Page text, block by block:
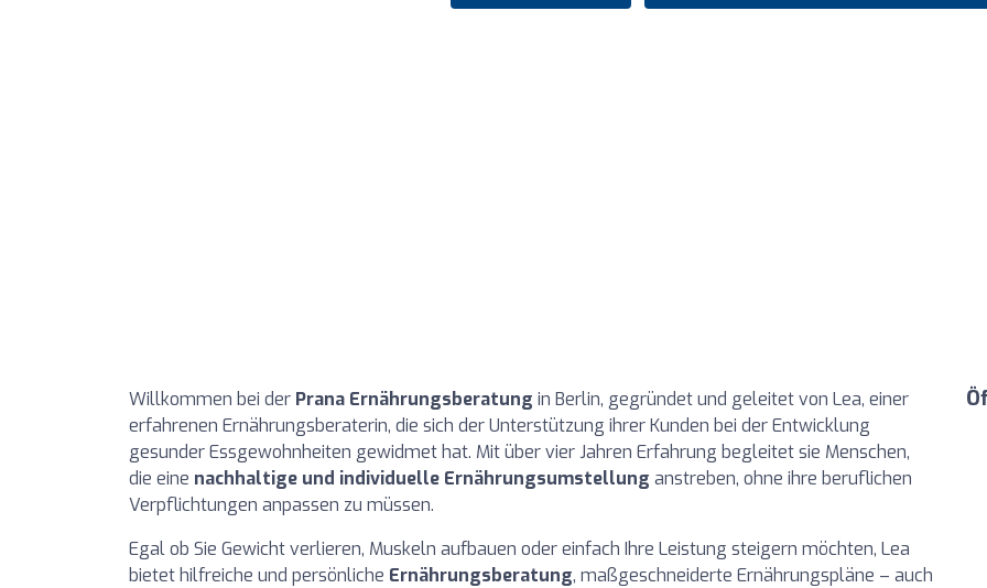
Willkommen bei der Prana Ernährungsberatung in Berlin, gegründet und geleitet von Lea, einer
erfahrenen Ernährungsberaterin, die sich der Unterstützung ihrer Kunden bei der Entwicklung
gesunder Essgewohnheiten gewidmet hat. Mit über vier Jahren Erfahrung begleitet sie Menschen,
die eine nachhaltige und individuelle Ernährungsumstellung anstreben, ohne ihre beruflichen
Verpflichtungen anpassen zu müssen.
Egal ob Sie Gewicht verlieren, Muskeln aufbauen oder einfach Ihre Leistung steigern möchten, Lea
bietet hilfreiche und persönliche Ernährungsberatung, maßgeschneiderte Ernährungspläne – auch